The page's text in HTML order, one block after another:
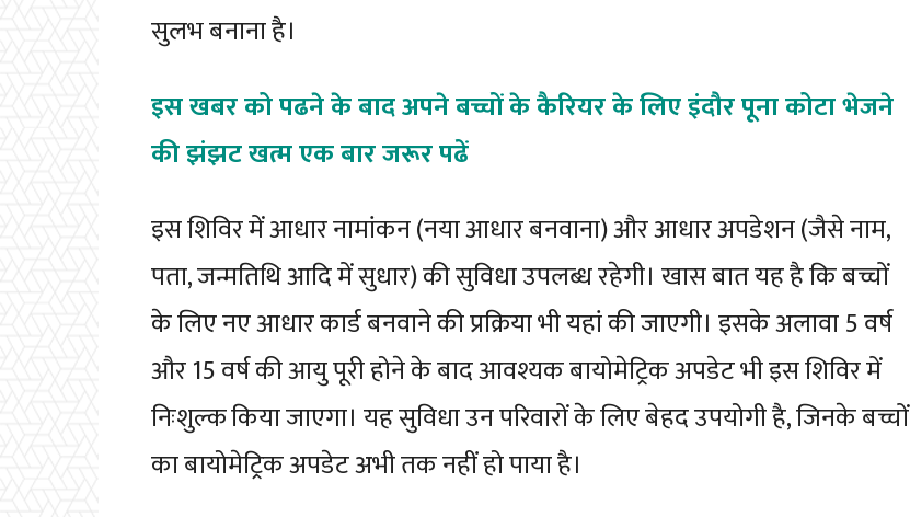
सुलभ बनाना है।
इस खबर को पढने के बाद अपने बच्चों के कैरियर के लिए इंदौर पूना कोटा भेजने
की झंझट खत्म एक बार जरूर पढें
इस शिविर में आधार नामांकन (नया आधार बनवाना) और आधार अपडेशन (जैसे नाम,
पता, जन्मतिथि आदि में सुधार) की सुविधा उपलब्ध रहेगी। खास बात यह है कि बच्चों
के लिए नए आधार कार्ड बनवाने की प्रक्रिया भी यहां की जाएगी। इसके अलावा 5 वर्ष
और 15 वर्ष की आयु पूरी होने के बाद आवश्यक बायोमेट्रिक अपडेट भी इस शिविर में
निःशुल्क किया जाएगा। यह सुविधा उन परिवारों के लिए बेहद उपयोगी है, जिनके बच्चों
का बायोमेट्रिक अपडेट अभी तक नहीं हो पाया है।